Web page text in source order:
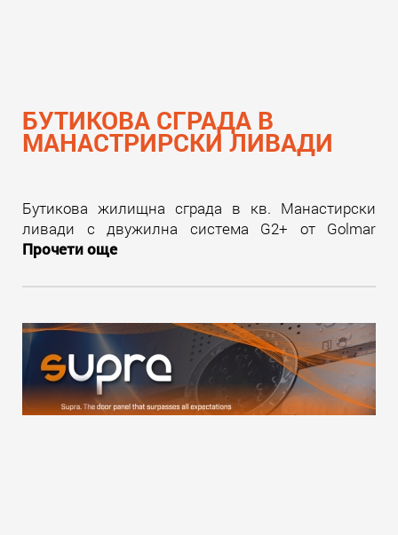
БУТИКОВА СГРАДА В
МАНАСТРИРСКИ ЛИВАДИ
Бутикова жилищна сграда в кв. Манастирски
ливади с двужилна система G2+ от Golmar
Прочети още